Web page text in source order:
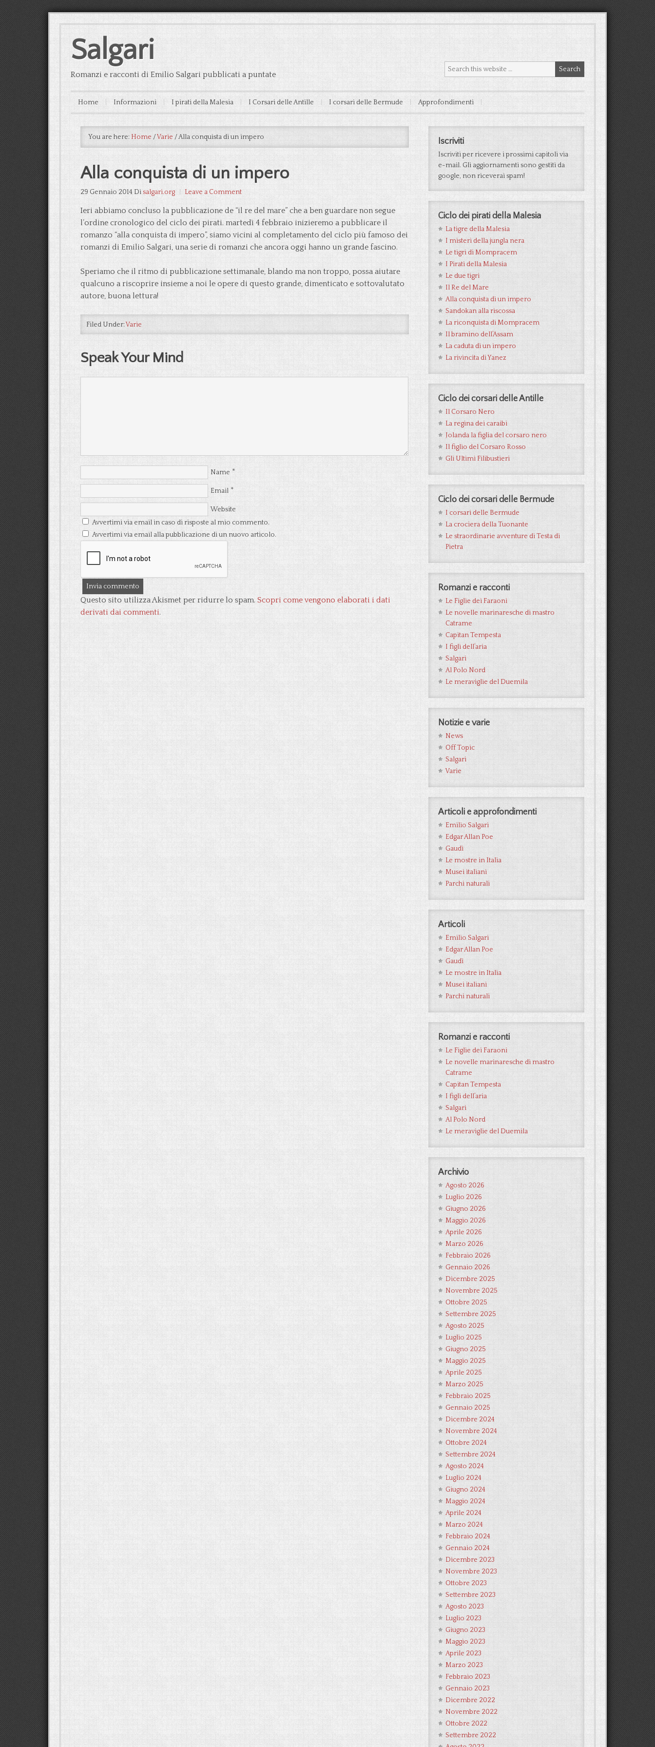
Salgari
Romanzi e racconti di Emilio Salgari pubblicati a puntate
Home Informazioni I pirati della Malesia I Corsari delle Antille I corsari delle Bermude Approfondimenti
You are here:Home /Varie /Alla conquista di un impero
Alla conquista di un impero
29 Gennaio 2014Di salgari.org Leave a Comment
Ieri abbiamo concluso la pubblicazione de “il re del mare” che a ben guardare non segue
l’ordine cronologico del ciclo dei pirati. martedì 4 febbraio inizieremo a pubblicare il
romanzo “alla conquista di impero”, siamo vicini al completamento del ciclo più famoso dei
romanzi di Emilio Salgari, una serie di romanzi che ancora oggi hanno un grande fascino.
Speriamo che il ritmo di pubblicazione settimanale, blando ma non troppo, possa aiutare
qualcuno a riscoprire insieme a noi le opere di questo grande, dimenticato e sottovalutato
autore, buona lettura!
Filed Under:Varie
Speak Your Mind
Name *
Email *
Website
Avvertimi via email in caso di risposte al mio commento.
Avvertimi via email alla pubblicazione di un nuovo articolo.
Questo sito utilizza Akismet per ridurre lo spam. Scopri come vengono elaborati i dati
derivati dai commenti.
Iscriviti
Iscriviti per ricevere i prossimi capitoli via
e-mail. Gli aggiornamenti sono gestiti da
google, non riceverai spam!
Ciclo dei pirati della Malesia
La tigre della Malesia
I misteri della jungla nera
Le tigri di Mompracem
I Pirati della Malesia
Le due tigri
Il Re del Mare
Alla conquista di un impero
Sandokan alla riscossa
La riconquista di Mompracem
Il bramino dell’Assam
La caduta di un impero
La rivincita di Yanez
Ciclo dei corsari delle Antille
Il Corsaro Nero
La regina dei caraibi
Jolanda la figlia del corsaro nero
Il figlio del Corsaro Rosso
Gli Ultimi Filibustieri
Ciclo dei corsari delle Bermude
I corsari delle Bermude
La crociera della Tuonante
Le straordinarie avventure di Testa di
Pietra
Romanzi e racconti
Le Figlie dei Faraoni
Le novelle marinaresche di mastro
Catrame
Capitan Tempesta
I figli dell’aria
Salgari
Al Polo Nord
Le meraviglie del Duemila
Notizie e varie
News
Off Topic
Salgari
Varie
Articoli e approfondimenti
Emilio Salgari
Edgar Allan Poe
Gaudì
Le mostre in Italia
Musei italiani
Parchi naturali
Articoli
Emilio Salgari
Edgar Allan Poe
Gaudì
Le mostre in Italia
Musei italiani
Parchi naturali
Romanzi e racconti
Le Figlie dei Faraoni
Le novelle marinaresche di mastro
Catrame
Capitan Tempesta
I figli dell’aria
Salgari
Al Polo Nord
Le meraviglie del Duemila
Archivio
Agosto 2026
Luglio 2026
Giugno 2026
Maggio 2026
Aprile 2026
Marzo 2026
Febbraio 2026
Gennaio 2026
Dicembre 2025
Novembre 2025
Ottobre 2025
Settembre 2025
Agosto 2025
Luglio 2025
Giugno 2025
Maggio 2025
Aprile 2025
Marzo 2025
Febbraio 2025
Gennaio 2025
Dicembre 2024
Novembre 2024
Ottobre 2024
Settembre 2024
Agosto 2024
Luglio 2024
Giugno 2024
Maggio 2024
Aprile 2024
Marzo 2024
Febbraio 2024
Gennaio 2024
Dicembre 2023
Novembre 2023
Ottobre 2023
Settembre 2023
Agosto 2023
Luglio 2023
Giugno 2023
Maggio 2023
Aprile 2023
Marzo 2023
Febbraio 2023
Gennaio 2023
Dicembre 2022
Novembre 2022
Ottobre 2022
Settembre 2022